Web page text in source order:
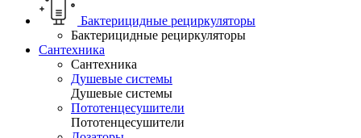
Бактерицидные рециркуляторы
Бактерицидные рециркуляторы
Сантехника
Сантехника
Душевые системы
Душевые системы
Пототенцесушители
Пототенцесушители